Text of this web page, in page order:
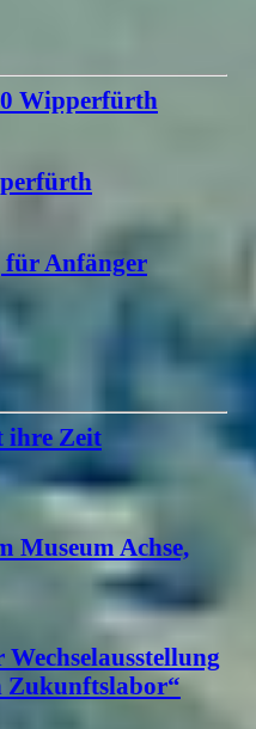
Wipperfürth
für Anfänger
ihre Zeit
Museum Achse,
Zukunftslabor“